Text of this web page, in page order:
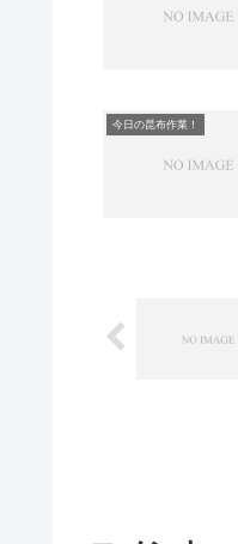
今日の昆布作業！